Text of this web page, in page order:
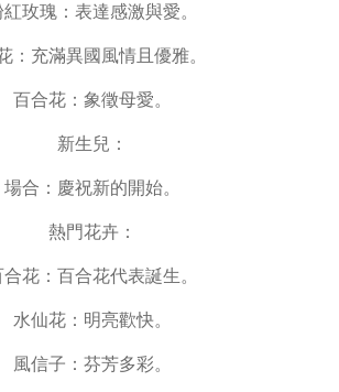
玫瑰：表達感激與愛。
：充滿異國風情且優雅。
百合花：象徵母愛。
新生兒：
場合：慶祝新的開始。
熱門花卉：
花：百合花代表誕生。
水仙花：明亮歡快。
風信子：芬芳多彩。